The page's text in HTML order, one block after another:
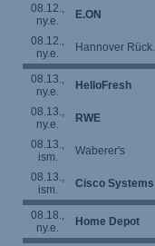
08.12.,
ny.e.
E.ON
08.12.,
ny.e.
Hannover Rück.
08.13.,
ny.e.
HelloFresh
08.13.,
ny.e.
RWE
08.13.,
ism.
Waberer's
08.13.,
ism.
Cisco Systems
08.18.,
ny.e.
Home Depot